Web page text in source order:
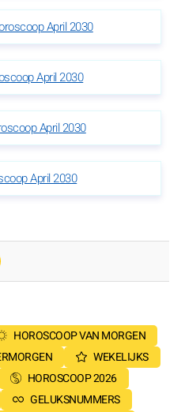
April 2030
April 2030
April 2030
April 2030
HOROSCOOP VAN MORGEN
WEKELIJKS
HOROSCOOP 2026
GELUKSNUMMERS